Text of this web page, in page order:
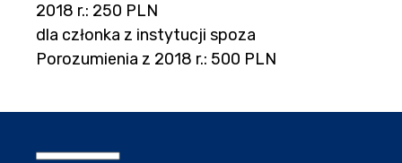
2018 r.: 250 PLN
dla członka z instytucji spoza
Porozumienia z 2018 r.: 500 PLN